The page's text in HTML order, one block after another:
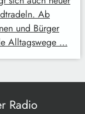
Ab
und Bürger
Alltagswege …
Radio